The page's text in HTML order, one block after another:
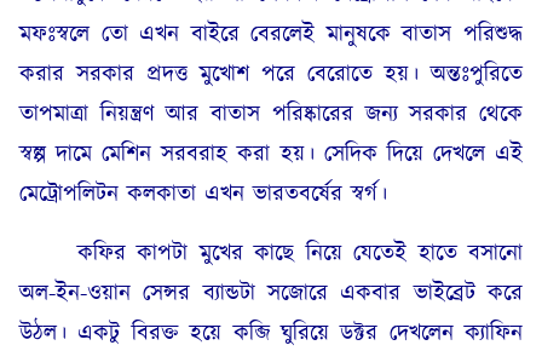
মফঃস্বলে তো এখন বাইরে বেরলেই মানুষকে বাতাস পরিশুদ্ধ
করার সরকার প্রদত্ত মুখোশ পরে বেরোতে হয়। অন্তঃপুরিতে
তাপমাত্রা নিয়ন্ত্রণ আর বাতাস পরিষ্কারের জন্য সরকার থেকে
স্বল্প দামে মেশিন সরবরাহ করা হয়। সেদিক দিয়ে দেখলে এই
মেট্রোপলিটন কলকাতা এখন ভারতবর্ষের স্বর্গ।
কফির কাপটা মুখের কাছে নিয়ে যেতেই হাতে বসানো
অল-ইন-ওয়ান সেন্সর ব্যান্ডটা সজোরে একবার ভাইব্রেট করে
উঠল। একটু বিরক্ত হয়ে কব্জি ঘুরিয়ে ডক্টর দেখলেন ক্যাফিন